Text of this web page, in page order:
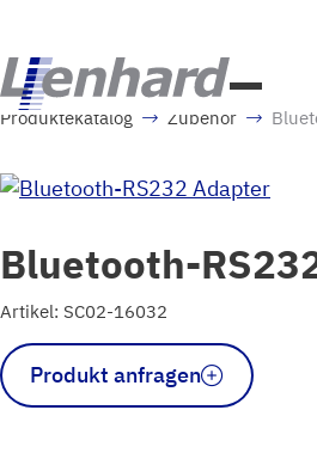
Produktekatalog Zubehör
Bluetooth-
Artikel: SC02-16032
Bluetooth-
RS232
Adapter
Produkt anfragen